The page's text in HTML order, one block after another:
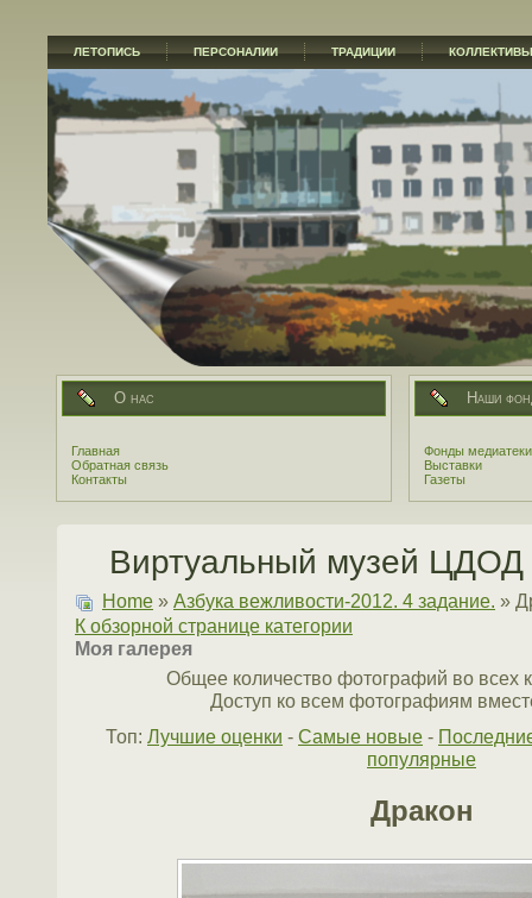
ЛЕТОПИСЬ ПЕРСОНАЛИИ ТРАДИЦИИ КОЛЛЕКТИВЫ
О нас
Главная
Обратная связь
Контакты
Наши
Фонды медиатеки
Выставки
Газеты
Виртуальный музей ЦДОД
Home » Азбука вежливости-2012. 4 задание. »
К обзорной странице категории
Моя галерея
Общее количество фотографий во всех
Доступ ко всем фотографиям
Топ: Лучшие оценки - Самые новые -
популярные
Дракон